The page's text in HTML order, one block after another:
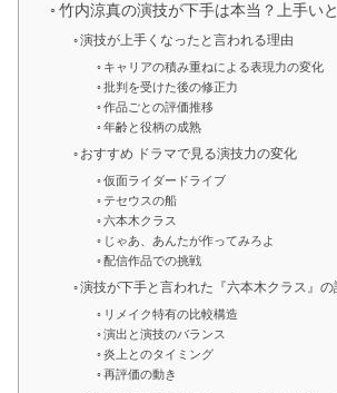
竹内涼真の演技が下手は本当？上手い
演技が上手くなったと言われる理由
キャリアの積み重ねによる表現力の変化
批判を受けた後の修正力
作品ごとの評価推移
年齢と役柄の成熟
おすすめ ドラマで見る演技力の変化
仮面ライダードライブ
テセウスの船
六本木クラス
じゃあ、あんたが作ってみろよ
配信作品での挑戦
演技が下手と言われた『六本木クラス』の
リメイク特有の比較構造
演出と演技のバランス
炎上とのタイミング
再評価の動き